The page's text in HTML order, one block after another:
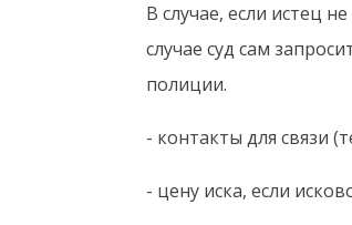
В случае, если истец
случае суд сам
полиции.
- контакты для связи
- цену иска, если